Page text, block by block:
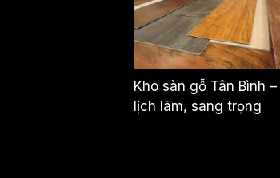
Kho sàn gỗ Tân Bình –
lịch lãm, sang trọng